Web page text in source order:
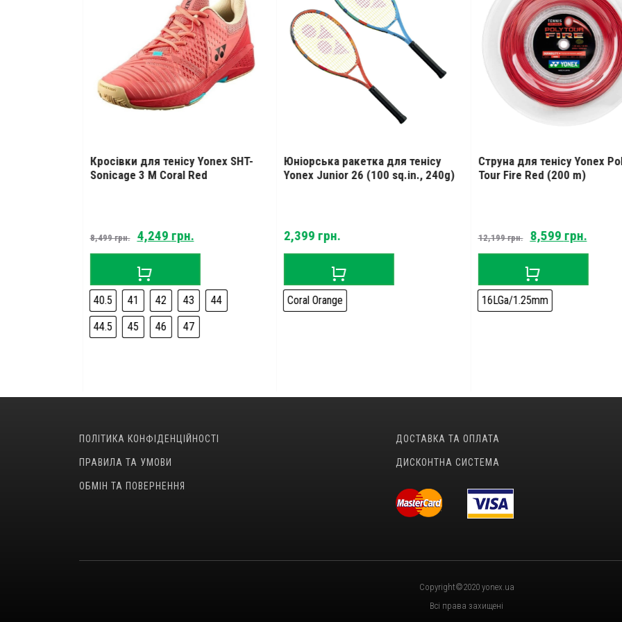
Кросівки для тенісу Yonex SHT-
Sonicage 3 M Coral Red
8,499грн.Original
price
was:
8,499 грн..
4,249 грн.Current
price
4,249 грн..
40.5 41 42 43
44
44.5
45 46 47
Юніорська ракетка для тенісу
Yonex Junior 26 (100 sq.in., 240g)
2,399 грн.
Coral Orange
Струна для тенісу Yonex
Tour Fire Red (200 m)
12,199грн.Original
price
was:
12,199 грн..
8,599 грн.Current
price
16LGa/1.25mm
ПОЛІТИКА КОНФІДЕНЦІЙНОСТІ
ПРАВИЛА ТА УМОВИ
ОБМІН ТА ПОВЕРНЕННЯ
ДОСТАВКА ТА ОПЛАТА
ДИСКОНТНА СИСТЕМА
Copyright©2020 yonex.ua
Всі права захищені